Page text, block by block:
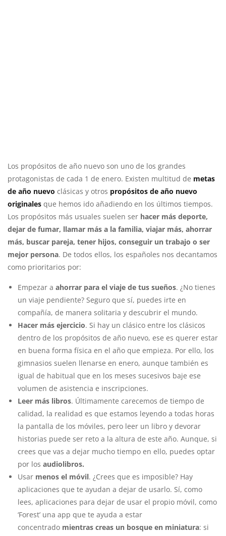
Los propósitos de año nuevo son uno de los grandes
protagonistas de cada 1 de enero. Existen multitud de metas
de año nuevo clásicas y otros propósitos de año nuevo
originales que hemos ido añadiendo en los últimos tiempos.
Los propósitos más usuales suelen ser hacer más deporte,
dejar de fumar, llamar más a la familia, viajar más, ahorrar
más, buscar pareja, tener hijos, conseguir un trabajo o ser
mejor persona. De todos ellos, los españoles nos decantamos
como prioritarios por:
Empezar a ahorrar para el viaje de tus sueños. ¿No tienes
un viaje pendiente? Seguro que sí, puedes irte en
compañía, de manera solitaria y descubrir el mundo.
Hacer más ejercicio. Si hay un clásico entre los clásicos
dentro de los propósitos de año nuevo, ese es querer estar
en buena forma física en el año que empieza. Por ello, los
gimnasios suelen llenarse en enero, aunque también es
igual de habitual que en los meses sucesivos baje ese
volumen de asistencia e inscripciones.
Leer más libros. Últimamente carecemos de tiempo de
calidad, la realidad es que estamos leyendo a todas horas
la pantalla de los móviles, pero leer un libro y devorar
historias puede ser reto a la altura de este año. Aunque, si
crees que vas a dejar mucho tiempo en ello, puedes optar
por los audiolibros.
Usar menos el móvil. ¿Crees que es imposible? Hay
aplicaciones que te ayudan a dejar de usarlo. Sí, como
lees, aplicaciones para dejar de usar el propio móvil, como
‘Forest’ una app que te ayuda a estar
concentrado mientras creas un bosque en miniatura: si